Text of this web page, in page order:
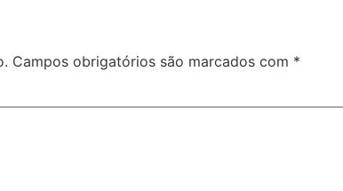
Campos obrigatórios são marcados com *